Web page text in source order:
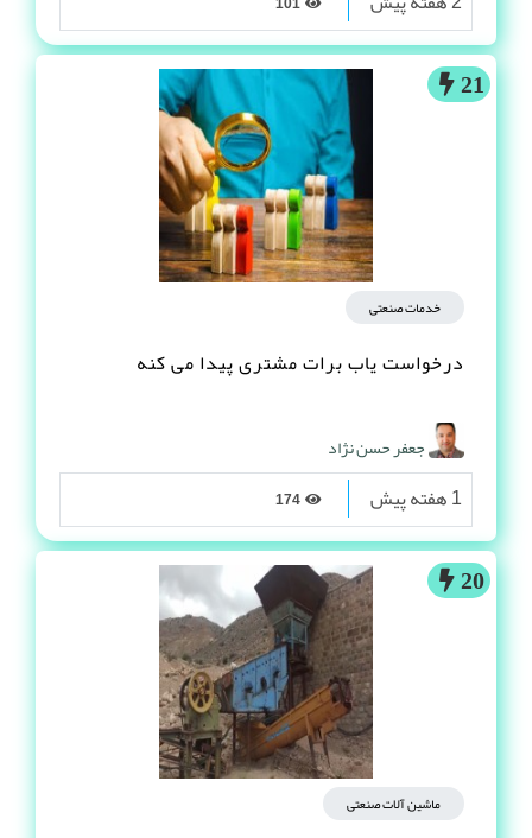
21
خدمات صنعتی
درخواست یاب برات مشتری پیدا می کنه
جعفر حسن نژاد
1 هفته پیش
20
ماشین آلات صنعتی